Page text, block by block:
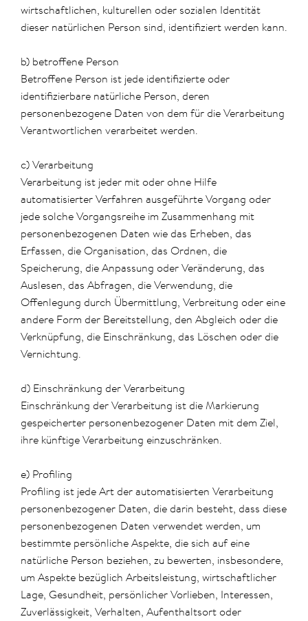
wirtschaftlichen, kulturellen oder sozialen Identität
dieser natürlichen Person sind, identifiziert werden kann.
b) betroffene Person
Betroffene Person ist jede identifizierte oder
identifizierbare natürliche Person, deren
personenbezogene Daten von dem für die Verarbeitung
Verantwortlichen verarbeitet werden.
c) Verarbeitung
Verarbeitung ist jeder mit oder ohne Hilfe
automatisierter Verfahren ausgeführte Vorgang oder
jede solche Vorgangsreihe im Zusammenhang mit
personenbezogenen Daten wie das Erheben, das
Erfassen, die Organisation, das Ordnen, die
Speicherung, die Anpassung oder Veränderung, das
Auslesen, das Abfragen, die Verwendung, die
Offenlegung durch Übermittlung, Verbreitung oder eine
andere Form der Bereitstellung, den Abgleich oder die
Verknüpfung, die Einschränkung, das Löschen oder die
Vernichtung.
d) Einschränkung der Verarbeitung
Einschränkung der Verarbeitung ist die Markierung
gespeicherter personenbezogener Daten mit dem Ziel,
ihre künftige Verarbeitung einzuschränken.
e) Profiling
Profiling ist jede Art der automatisierten Verarbeitung
personenbezogener Daten, die darin besteht, dass diese
personenbezogenen Daten verwendet werden, um
bestimmte persönliche Aspekte, die sich auf eine
natürliche Person beziehen, zu bewerten, insbesondere,
um Aspekte bezüglich Arbeitsleistung, wirtschaftlicher
Lage, Gesundheit, persönlicher Vorlieben, Interessen,
Zuverlässigkeit, Verhalten, Aufenthaltsort oder